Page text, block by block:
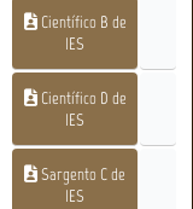
Científico B de
IES
Científico D de
IES
Sargento C de
IES